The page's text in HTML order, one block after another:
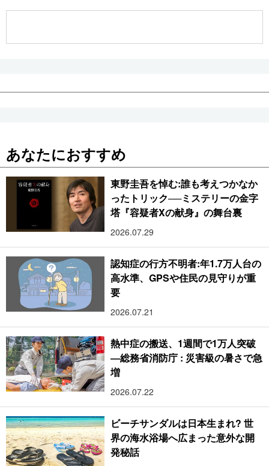
あなたにおすすめ
東野圭吾を悼む:誰も考えつかなか
ったトリック──ミステリーの金字
塔『容疑者Xの献身』の舞台裏
2026.07.29
認知症の行方不明者:年1.7万人台の
高水準、GPSや住民の見守りが重
要
2026.07.21
熱中症の搬送、1週間で1万人突破
―総務省消防庁 : 災害級の暑さで急
増
2026.07.22
ビーチサンダルは日本生まれ? 世
界の海水浴場へ広まった意外な開
発秘話